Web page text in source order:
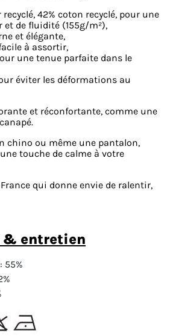
recyclé, 42% coton recyclé, pour une
et de fluidité (155g/m²),
et élégante,
à assortir,
une tenue parfaite dans le
éviter les déformations au
et réconfortante, comme une
chino ou même une pantalon,
touche de calme à votre
qui donne envie de ralentir,
& entretien
55%